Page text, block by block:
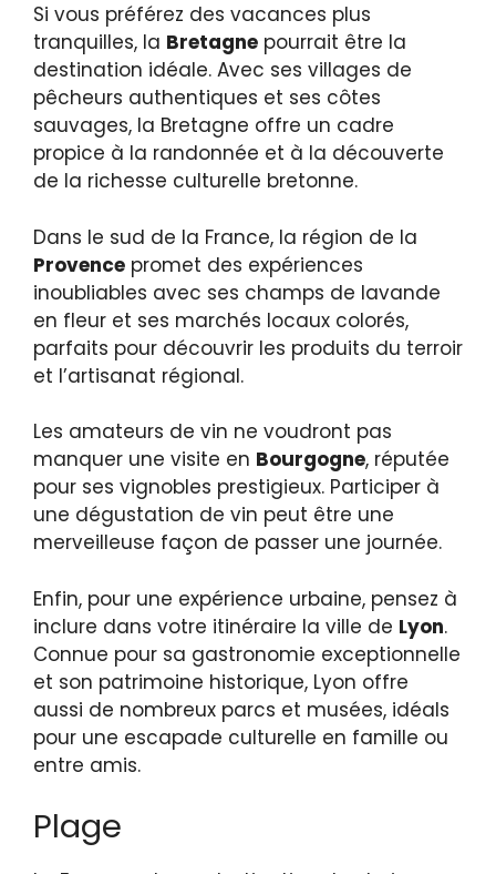
Si vous préférez des vacances plus
tranquilles, la Bretagne pourrait être la
destination idéale. Avec ses villages de
pêcheurs authentiques et ses côtes
sauvages, la Bretagne offre un cadre
propice à la randonnée et à la découverte
de la richesse culturelle bretonne.
Dans le sud de la France, la région de la
Provence promet des expériences
inoubliables avec ses champs de lavande
en fleur et ses marchés locaux colorés,
parfaits pour découvrir les produits du terroir
et l’artisanat régional.
Les amateurs de vin ne voudront pas
manquer une visite en Bourgogne, réputée
pour ses vignobles prestigieux. Participer à
une dégustation de vin peut être une
merveilleuse façon de passer une journée.
Enfin, pour une expérience urbaine, pensez à
inclure dans votre itinéraire la ville de Lyon.
Connue pour sa gastronomie exceptionnelle
et son patrimoine historique, Lyon offre
aussi de nombreux parcs et musées, idéals
pour une escapade culturelle en famille ou
entre amis.
Plage